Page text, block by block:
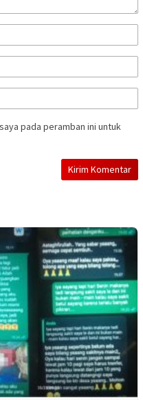
pada peramban ini untuk